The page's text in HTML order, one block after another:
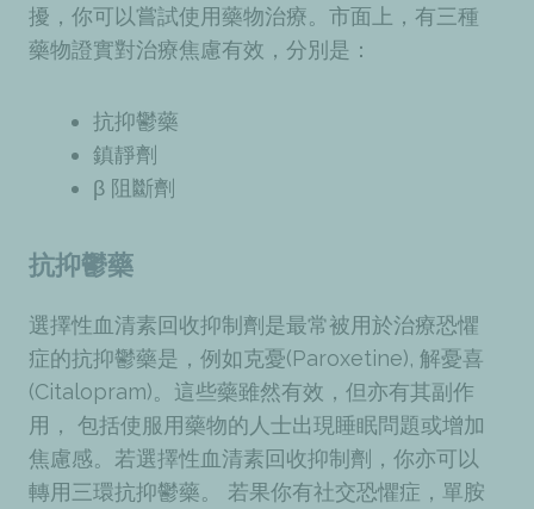
擾，你可以嘗試使用藥物治療。市面上，有三種
藥物證實對治療焦慮有效，分別是：
抗抑鬱藥
鎮靜劑
β 阻斷劑
抗抑鬱藥
選擇性血清素回收抑制劑是最常被用於治療恐懼
症的抗抑鬱藥是，例如克憂(Paroxetine), 解憂喜
(Citalopram)。這些藥雖然有效，但亦有其副作
用， 包括使服用藥物的人士出現睡眠問題或增加
焦慮感。若選擇性血清素回收抑制劑，你亦可以
轉用三環抗抑鬱藥。 若果你有社交恐懼症，單胺